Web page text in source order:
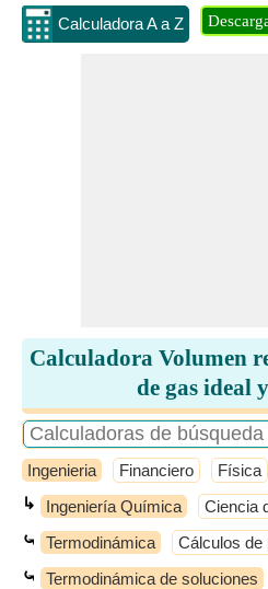
Calculadora A a Z
Calculadora Volumen
de gas ideal
Ingenieria Financiero Física
↳ Ingeniería Química Ciencia
⤿ Termodinámica Cálculos de
⤿ Termodinámica de soluciones